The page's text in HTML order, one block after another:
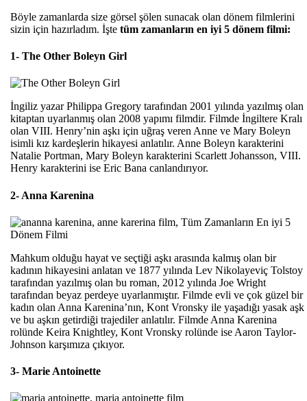
Böyle zamanlarda size görsel şölen sunacak olan dönem filmlerini
sizin için hazırladım. İşte tüm zamanların en iyi 5 dönem filmi:
1- The Other Boleyn Girl
İngiliz yazar Philippa Gregory tarafından 2001 yılında yazılmış olan
kitaptan uyarlanmış olan 2008 yapımı filmdir. Filmde İngiltere Kralı
olan VIII. Henry’nin aşkı için uğraş veren Anne ve Mary Boleyn
isimli kız kardeşlerin hikayesi anlatılır. Anne Boleyn karakterini
Natalie Portman, Mary Boleyn karakterini Scarlett Johansson, VIII.
Henry karakterini ise Eric Bana canlandırıyor.
2- Anna Karenina
Mahkum olduğu hayat ve seçtiği aşkı arasında kalmış olan bir
kadının hikayesini anlatan ve 1877 yılında Lev Nikolayeviç Tolstoy
tarafından yazılmış olan bu roman, 2012 yılında Joe Wright
tarafından beyaz perdeye uyarlanmıştır. Filmde evli ve çok güzel bir
kadın olan Anna Karenina’nın, Kont Vronsky ile yaşadığı yasak aşk
ve bu aşkın getirdiği trajediler anlatılır. Filmde Anna Karenina
rolünde Keira Knightley, Kont Vronsky rolünde ise Aaron Taylor-
Johnson karşımıza çıkıyor.
3- Marie Antoinette